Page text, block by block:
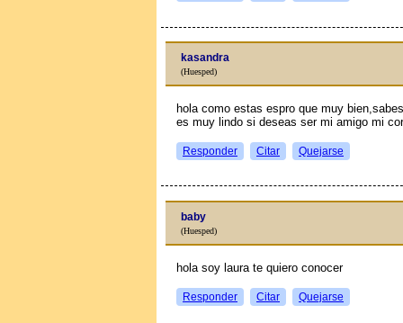
kasandra
(Huesped)
hola como estas espro que muy
es muy lindo si deseas ser mi amigo mi
Responder Citar Quejarse
baby
(Huesped)
hola soy laura te quiero conocer
Responder Citar Quejarse